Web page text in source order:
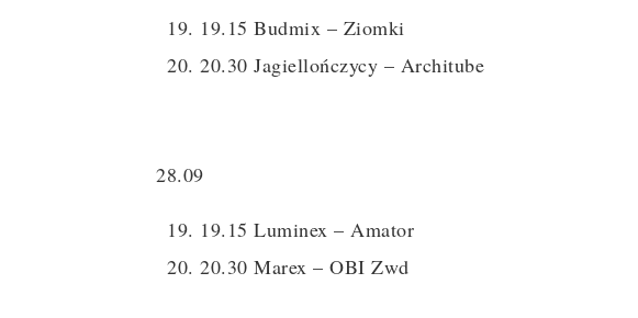
19.15 Budmix – Ziomki
20.30 Jagiellończycy – Architube
28.09
19.15 Luminex – Amator
20.30 Marex – OBI Zwd